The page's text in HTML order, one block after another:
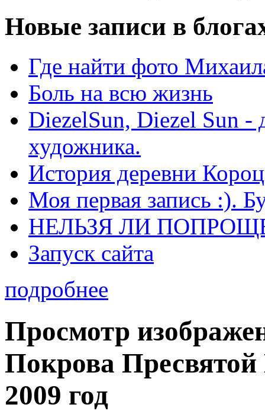
Новые записи в
Где найти фото
Боль на всю жизнь
DiezelSun, Diezel Sun -
художника.
История деревни
Моя первая запись :).
НЕЛЬЗЯ ЛИ
Запуск сайта
подробнее
Просмотр
Покрова
2009 год